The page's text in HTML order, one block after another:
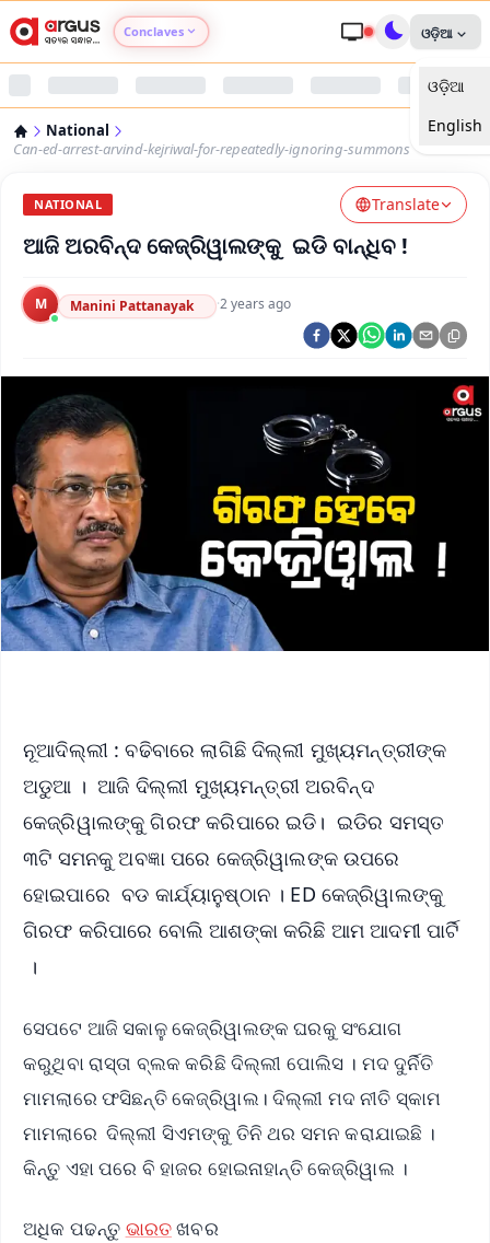
Conclaves
Argus Nari Shakti
Argus Health Connect
Argus Swaad Odisha
Argus Chalo Dekhein Apna Desh
ଓଡ଼ିଆ
ଓଡ଼ିଆ
English
National
Can-ed-arrest-arvind-kejriwal-for-repeatedly-ignoring-summons
NATIONAL Translate
ଆଜି ଅରବିନ୍ଦ କେଜ୍ରିୱାଲଙ୍କୁ ଇଡି ବାନ୍ଧିବ !
M Manini Pattanayak ·2 years ago
ନୂଆଦିଲ୍ଲୀ : ବଢିବାରେ ଲାଗିଛି ଦିଲ୍ଲୀ ମୁଖ୍ୟମନ୍ତ୍ରୀଙ୍କ
ଅଡୁଆ । ଆଜି ଦିଲ୍ଲୀ ମୁଖ୍ୟମନ୍ତ୍ରୀ ଅରବିନ୍ଦ
କେଜ୍ରିୱାଲଙ୍କୁ ଗିରଫ କରିପାରେ ଇଡି। ଇଡିର ସମସ୍ତ
୩ଟି ସମନକୁ ଅବଜ୍ଞା ପରେ କେଜ୍ରିୱାଲଙ୍କ ଉପରେ
ହୋଇପାରେ ବଡ କାର୍ଯ୍ୟାନୁଷ୍ଠାନ । ED କେଜ୍ରିୱାଲଙ୍କୁ
ଗିରଫ କରିପାରେ ବୋଲି ଆଶଙ୍କା କରିଛି ଆମ ଆଦମୀ ପାର୍ଟି
।
ସେପଟେ ଆଜି ସକାଳୁ କେଜ୍ରିୱାଲଙ୍କ ଘରକୁ ସଂଯୋଗ
କରୁଥିବା ରାସ୍ତା ବ୍ଲକ କରିଛି ଦିଲ୍ଲୀ ପୋଲିସ । ମଦ ଦୁର୍ନିତି
ମାମଲାରେ ଫସିଛନ୍ତି କେଜ୍ରିୱାଲ। ଦିଲ୍ଲୀ ମଦ ନୀତି ସ୍କାମ
ମାମଲାରେ ଦିଲ୍ଲୀ ସିଏମଙ୍କୁ ତିନି ଥର ସମନ କରାଯାଇଛି ।
କିନ୍ତୁ ଏହା ପରେ ବି ହାଜର ହୋଇନାହାନ୍ତି କେଜ୍ରିୱାଲ ।
ଅଧିକ ପଢନ୍ତୁ ଭାରତଖବର